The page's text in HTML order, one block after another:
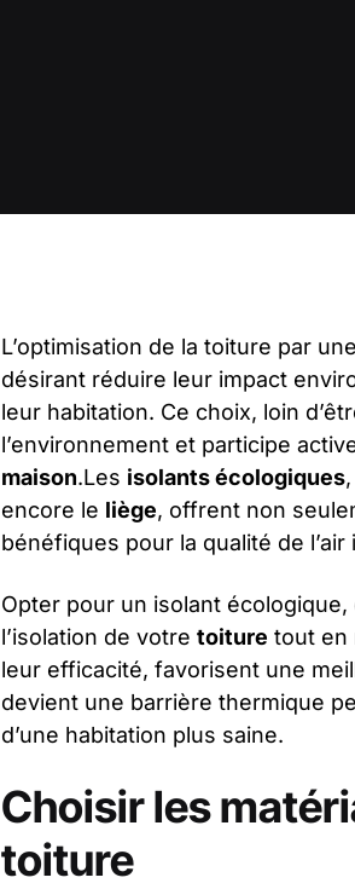
L’optimisation de la toiture par une
désirant réduire leur impact
leur habitation. Ce choix, loin
l’environnement et participe
maison.Les isolants écologiques
encore le liège, offrent non
bénéfiques pour la qualité de
Opter pour un isolant écologique,
l’isolation de votre toiture tout en
leur efficacité, favorisent une
devient une barrière thermique
d’une habitation plus saine.
Choisir les
toiture